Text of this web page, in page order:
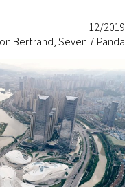
12/2019
|
Bertrand, Seven 7 Panda